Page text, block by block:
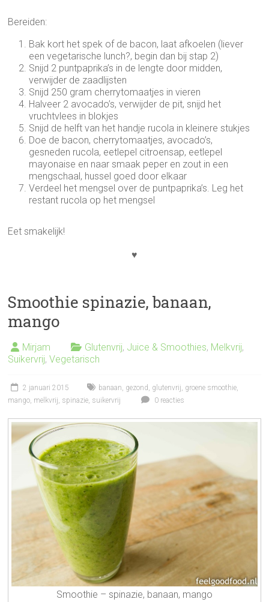
Bereiden:
Bak kort het spek of de bacon, laat afkoelen (liever
een vegetarische lunch?, begin dan bij stap 2)
Snijd 2 puntpaprika’s in de lengte door midden,
verwijder de zaadlijsten
Snijd 250 gram cherrytomaatjes in vieren
Halveer 2 avocado’s, verwijder de pit, snijd het
vruchtvlees in blokjes
Snijd de helft van het handje rucola in kleinere stukjes
Doe de bacon, cherrytomaatjes, avocado’s,
gesneden rucola, eetlepel citroensap, eetlepel
mayonaise en naar smaak peper en zout in een
mengschaal, hussel goed door elkaar
Verdeel het mengsel over de puntpaprika’s. Leg het
restant rucola op het mengsel
Eet smakelijk!
♥
Smoothie spinazie, banaan,
mango
Mirjam Glutenvrij, Juice & Smoothies, Melkvrij,
Suikervrij,Vegetarisch
2 januari 2015 banaan gezond glutenvrij groene smoothie
mango melkvrij spinazie suikervrij 0 reacties
Smoothie – spinazie, banaan, mango